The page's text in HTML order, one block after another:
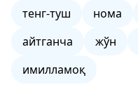
тенг-туш нома
айтганча
жўн
имилламоқ